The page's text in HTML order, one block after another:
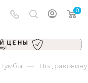
0
Тумбы — Под раковину